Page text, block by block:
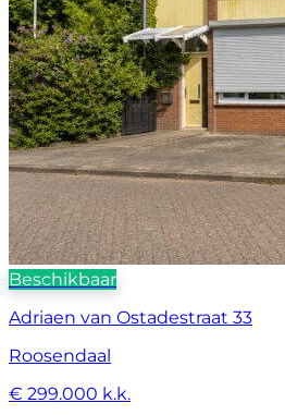
Beschikbaar
Adriaen van Ostadestraat 33
Roosendaal
€ 299.000 k.k.